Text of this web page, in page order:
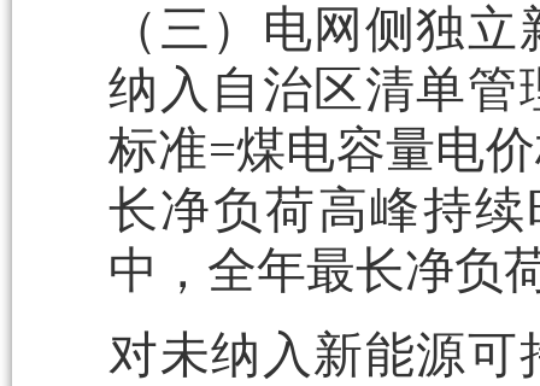
（三）电网侧独
纳入自治区清单管
标准=煤电容量电
长净负荷高峰持
中，全年最长净负
对未纳入新能源可